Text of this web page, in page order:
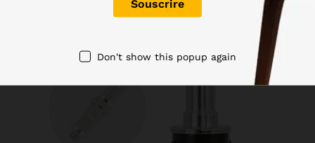
Don't show this popup again